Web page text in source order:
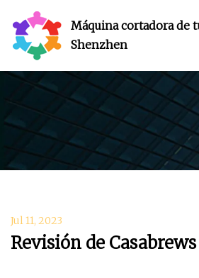
Máquina cortadora de
Shenzhen
Jul 11, 2023
Revisión de